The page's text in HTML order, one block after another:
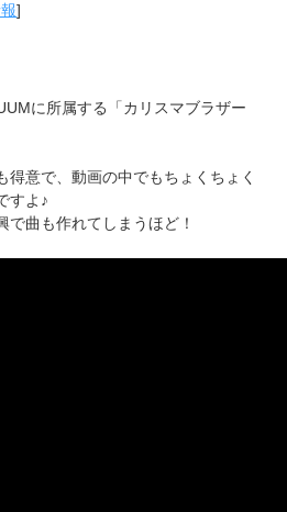
]
に所属する「カリスマブラザー
得意で、動画の中でもちょくちょく
すよ♪
曲も作れてしまうほど！